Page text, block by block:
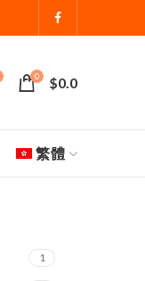
0 $0.0
繁體
1